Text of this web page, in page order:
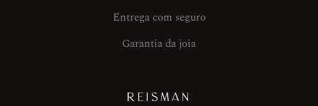
Entrega com seguro
Garantia da joia
REISMAN